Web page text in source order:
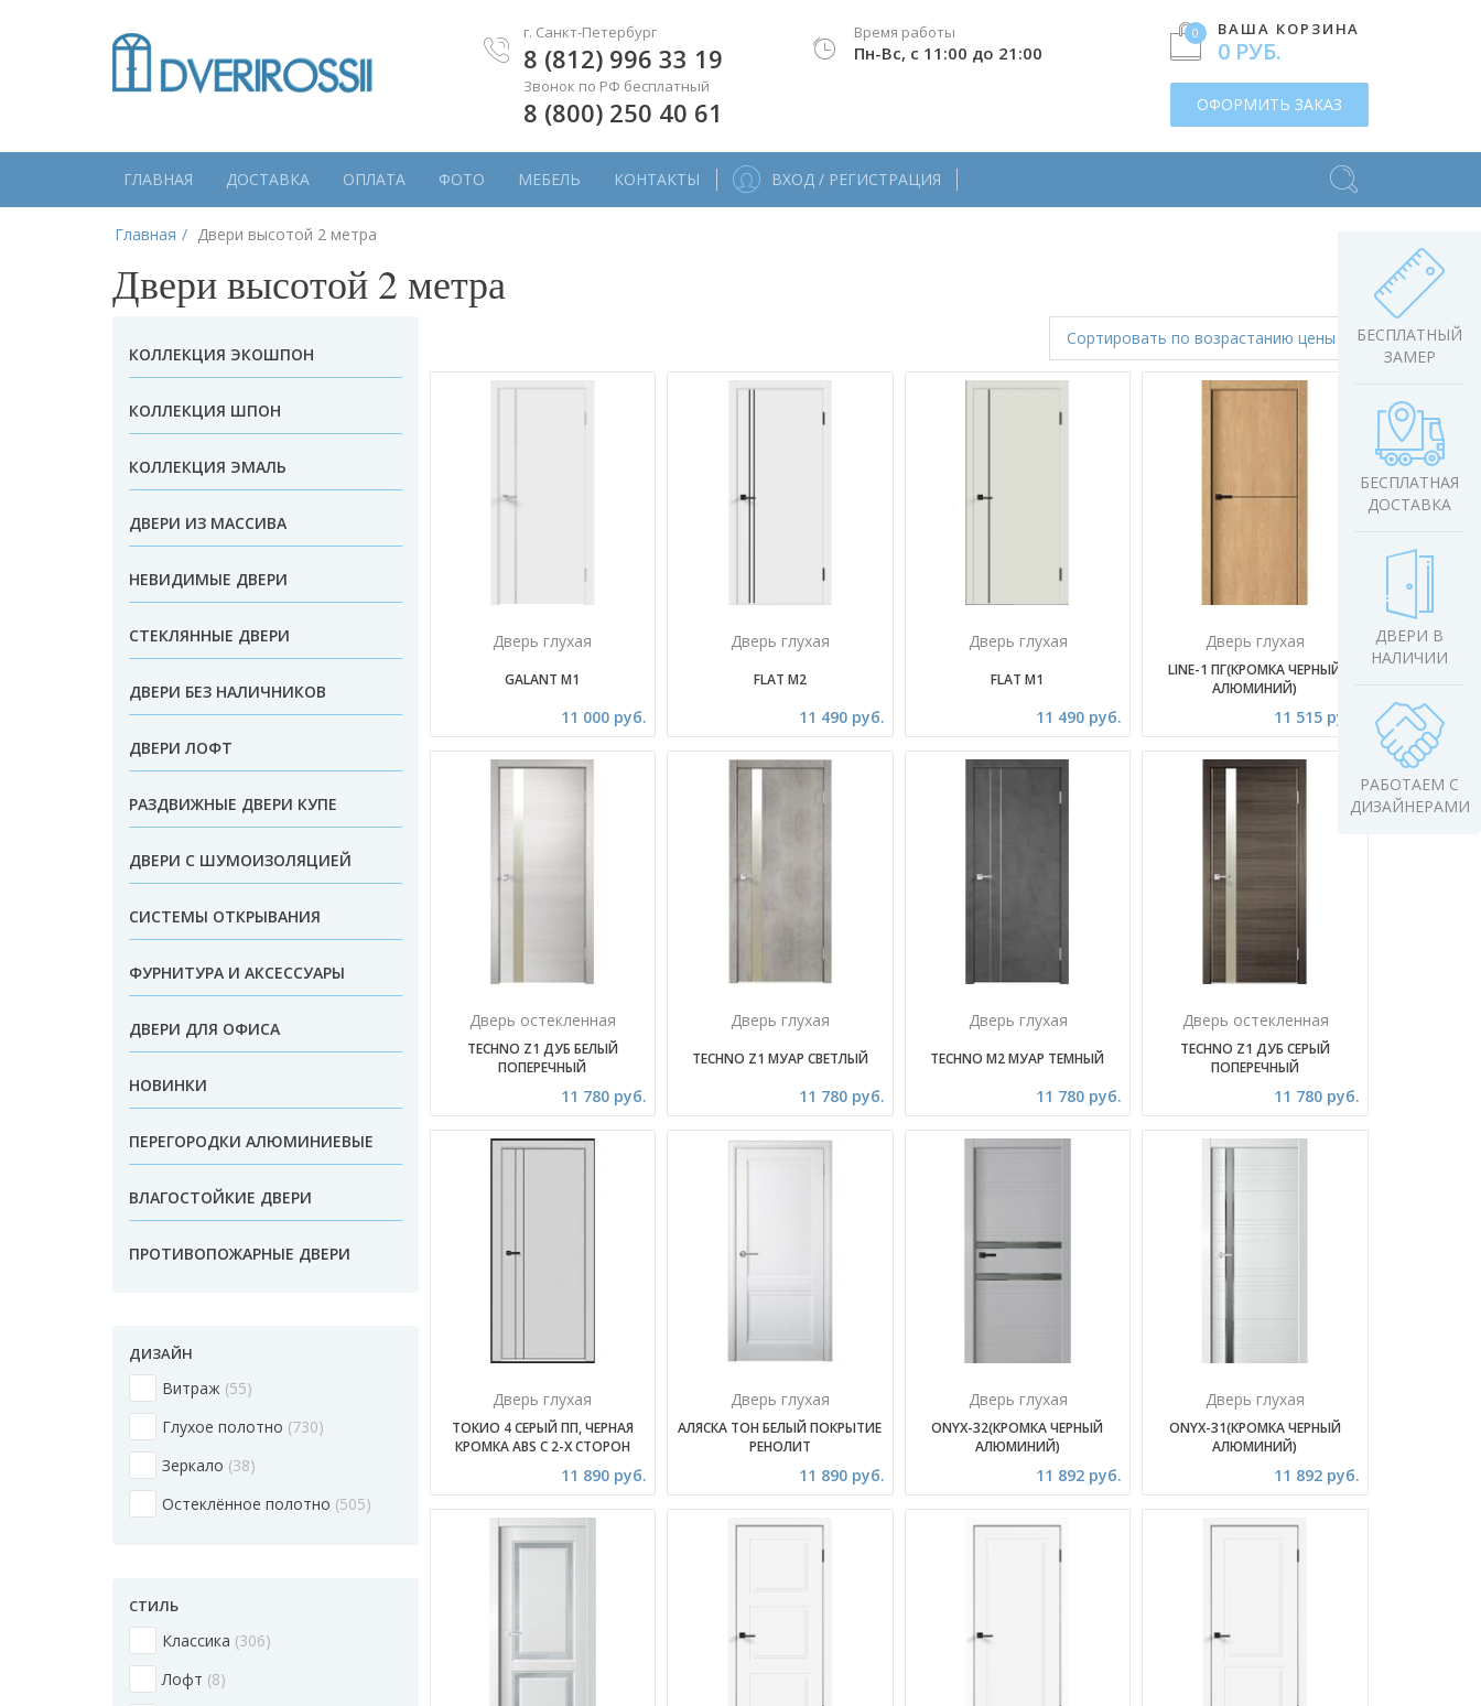
г. Санкт-Петербург
8 (812) 996 33 19
Звонок по РФ бесплатный
8 (800) 250 40 61
0 ВАША КОРЗИНА
0 РУБ.
ОФОРМИТЬ ЗАКАЗ
Время работы
Пн-Вс, с 11:00 до 21:00
ГЛАВНАЯ ДОСТАВКА ОПЛАТА ФОТО МЕБЕЛЬ КОНТАКТЫ ВХОД / РЕГИСТРАЦИЯ
БЕСПЛАТНЫЙ
ЗАМЕР
БЕСПЛАТНАЯ
ДОСТАВКА
ДВЕРИ В
НАЛИЧИИ
РАБОТАЕМ С
ДИЗАЙНЕРАМИ
Главная Двери высотой 2 метра
Двери высотой 2 метра
КОЛЛЕКЦИЯ ЭКОШПОН
КОЛЛЕКЦИЯ ШПОН
КОЛЛЕКЦИЯ ЭМАЛЬ
ДВЕРИ ИЗ МАССИВА
НЕВИДИМЫЕ ДВЕРИ
СТЕКЛЯННЫЕ ДВЕРИ
ДВЕРИ БЕЗ НАЛИЧНИКОВ
ДВЕРИ ЛОФТ
РАЗДВИЖНЫЕ ДВЕРИ КУПЕ
ДВЕРИ С ШУМОИЗОЛЯЦИЕЙ
СИСТЕМЫ ОТКРЫВАНИЯ
ФУРНИТУРА И АКСЕССУАРЫ
ДВЕРИ ДЛЯ ОФИСА
НОВИНКИ
ПЕРЕГОРОДКИ АЛЮМИНИЕВЫЕ
ВЛАГОСТОЙКИЕ ДВЕРИ
ПРОТИВОПОЖАРНЫЕ ДВЕРИ
ДИЗАЙН
Витраж 55
Глухое полотно 730
Зеркало 38
Остеклённое полотно 505
СТИЛЬ
Классика 306
Лофт 8
Сортировать по возрастанию цены
Дверь глухая
GALANT M1
11 000 руб.
Дверь глухая
FLAT M2
11 490 руб.
Дверь глухая
FLAT M1
11 490 руб.
Дверь глухая
LINE-1 ПГ(КРОМКА ЧЕРНЫЙ
АЛЮМИНИЙ)
11 515 руб.
Дверь остекленная
TECHNO Z1 ДУБ БЕЛЫЙ
ПОПЕРЕЧНЫЙ
11 780 руб.
Дверь глухая
TECHNO Z1 МУАР СВЕТЛЫЙ
11 780 руб.
Дверь глухая
TECHNO M2 МУАР ТЕМНЫЙ
11 780 руб.
Дверь остекленная
TECHNO Z1 ДУБ СЕРЫЙ
ПОПЕРЕЧНЫЙ
11 780 руб.
Дверь глухая
ТОКИО 4 СЕРЫЙ ПП, ЧЕРНАЯ
КРОМКА ABS С 2-Х СТОРОН
11 890 руб.
Дверь глухая
АЛЯСКА ТОН БЕЛЫЙ ПОКРЫТИЕ
РЕНОЛИТ
11 890 руб.
Дверь глухая
ONYX-32(КРОМКА ЧЕРНЫЙ
АЛЮМИНИЙ)
11 892 руб.
Дверь глухая
ONYX-31(КРОМКА ЧЕРНЫЙ
АЛЮМИНИЙ)
11 892 руб.